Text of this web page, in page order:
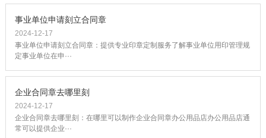
事业单位申请刻立合同章
2024-12-17
事业单位申请刻立合同章：提供专业印章定制服务了解事业单位用印管理规
定事业单位在申···
企业合同章去哪里刻
2024-12-17
企业合同章去哪里刻：在哪里可以制作企业合同章办公用品店办公用品店通
常可以提供企业···